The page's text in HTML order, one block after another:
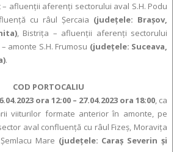
– afluenţii aferenţi sectorului aval S.H. Podu
cu râul Şercaia (judeţele: Braşov,
, Bistriţa – afluenţii aferenţi sectorului
amonte S.H. Frumosu (judeţele: Suceava,
.
COD PORTOCALIU
ora 12:00 – 27.04.2023 ora 18:00, ca
viiturilor formate anterior în amonte, pe
aval confluenţă cu râul Fizeş, Moraviţa
Mare (judeţele: Caraş Severin şi